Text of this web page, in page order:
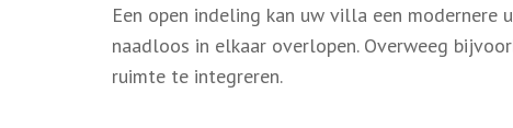
Een open indeling kan uw villa een
naadloos in elkaar overlopen. Overweeg
ruimte te integreren.